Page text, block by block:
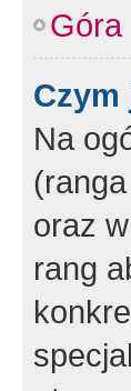
Góra
Czym
Na
oraz
rang